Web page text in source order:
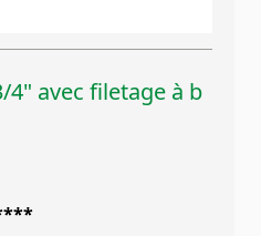
avec filetage à b